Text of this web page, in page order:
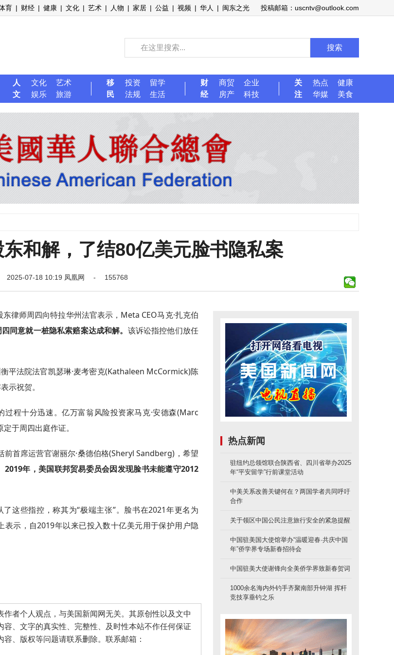
育 | 财经 | 健康 | 文化 | 艺术 | 人物 | 家居 | 公益 | 视频 | 华人 | 闽东之光 投稿邮箱：uscntv@outlook.com
搜索
人
文
文化
艺术
娱乐
旅游
移
民
投资
留学
法规
生活
财
经
商贸
企业
房产
科技
关
注
热点
健康
华媒
美食
和解，了结80亿美元脸书隐私案
2025-07-18 10:19 凤凰网 - 155768
律师周四向特拉华州法官表示，Meta CEO马克·扎克伯
同意就一桩隐私索赔案达成和解。 该诉讼指控他们放任
平法院法官凯瑟琳·麦考密克(Kathaleen McCormick)陈
示祝贺。
程十分迅速。亿万富翁风险投资家马克·安德森(Marc
于周四出庭作证。
首席运营官谢丽尔·桑德伯格(Sheryl Sandberg)，希望
2019年，美国联邦贸易委员会因发现脸书未能遵守2012
这些指控，称其为“极端主张”。脸书在2021年更名为
示，自2019年以来已投入数十亿美元用于保护用户隐
者个人观点，与美国新闻网无关。其原创性以及文中
、文字的真实性、完整性、及时性本站不作任何保证
、版权等问题请联系删除。联系邮箱：
热点新闻
驻纽约总领馆联合陕西省、四川省举办2025
年“平安留学”行前课堂活动
中美关系改善关键何在？两国学者共同呼吁
合作
关于领区中国公民注意旅行安全的紧急提醒
中国驻美国大使馆举办“温暖迎春·共庆中国
年”侨学界专场新春招待会
中国驻美大使谢锋向全美侨学界致新春贺词
1000余名海内外钓手齐聚南部升钟湖 挥杆
竞技享垂钓之乐